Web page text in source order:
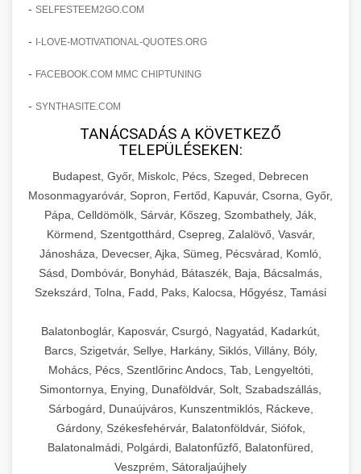
amelyek valós eredményeket hoznak.
szonyegtisztito.net
marketing stratégiai tervrajz
útjáról, bemutatva az utat a küzdő praxistól a
virágzó vállalkozásig 150%-os növekedéssel.
klinika átalakulási történet
Érdeklődés 150%-os Fokozása
Technikák és módszerek a páciensek
érdeklődésének és elkötelezettségének drámai
növeléséhez. Egy 150%-os fellendülési
esettanulmány gyakorlati betekintésekkel.
weboldal-keszites.co
elkötelezettség erősítési módszerek
🎮 19. AI Google Ads és Meta
Kampány Kezelés
Fejlett AI-alapú Google Ads és Meta hirdetési
kampánykezelés. Optimalizálja hirdetési
költségvetését gépi tanulással és
automatizálással.
aikampany.hu AI hirdetési automatizálás
🍞 20. Ipari Dagasztógép +
Professzionális ipari dagasztógépek és
tésztakeverő gépek pékségek és kereskedelmi
konyhák számára. Masszív konstrukció
megbízható teljesítményhez.
chef-iparikonyhagepek.hu
kereskedelmi tésztakeverő
🔪 21. Ipari Szeletelőgép +
Ipari hús- és sajtszeletelő gépek professzionális
élelmiszer-előkészítéshez. Precíziós vágás
állítható vastagság beállítással.
chef-iparikonyhagepek.hu
professzionális élelmiszer szeletelő
📦 22. Vákuumozó Gép +
Kereskedelmi vákuumcsomagoló berendezések
élelmiszerek tartósításához. Hosszabbítsa a
szavatossági időt és tartsa meg a termék
frissességét.
🎁 23. Vákuumfóliázó Gép +
Ipari vákuumfóliázó gépek professzionális
- SELFESTEEM2GO.COM
- I-LOVE-MOTIVATIONAL-QUOTES.ORG
- FACEBOOK.COM MMC CHIPTUNING
- SYNTHASITE.COM
TANÁCSADÁS A KÖVETKEZŐ
TELEPÜLÉSEKEN:
Budapest, Győr, Miskolc, Pécs, Szeged, Debrecen
Mosonmagyaróvár, Sopron, Fertőd, Kapuvár, Csorna, Győr,
Pápa, Celldömölk, Sárvár, Kőszeg, Szombathely, Ják,
Körmend, Szentgotthárd, Csepreg, Zalalövő, Vasvár,
Jánosháza, Devecser, Ajka, Sümeg, Pécsvárad, Komló,
Sásd, Dombóvár, Bonyhád, Bátaszék, Baja, Bácsalmás,
Szekszárd, Tolna, Fadd, Paks, Kalocsa, Hőgyész, Tamási
Balatonboglár, Kaposvár, Csurgó, Nagyatád, Kadarkút,
Barcs, Szigetvár, Sellye, Harkány, Siklós, Villány, Bóly,
Mohács, Pécs, Szentlőrinc Andocs, Tab, Lengyeltóti,
Simontornya, Enying, Dunaföldvár, Solt, Szabadszállás,
Sárbogárd, Dunaújváros, Kunszentmiklós, Ráckeve,
Gárdony, Székesfehérvár, Balatonföldvár, Siófok,
Balatonalmádi, Polgárdi, Balatonfűzfő, Balatonfüred,
Veszprém, Sátoraljaújhely